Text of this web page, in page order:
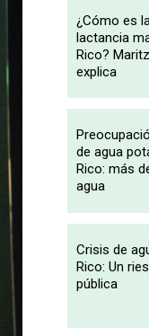
¿Cómo es
lactancia
Rico?
explica
de agua
Rico: más
agua
Crisis de
Rico: Un
pública